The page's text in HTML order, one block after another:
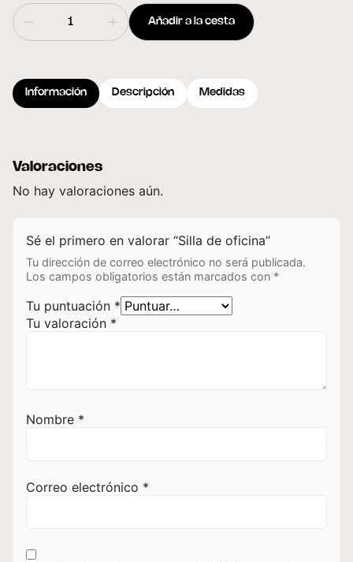
Añadir a la cesta
Información Descripción Medidas
Valoraciones
No hay valoraciones aún.
Sé el primero en valorar “Silla de oficina”
Tu dirección de correo electrónico no será publicada.
Los campos obligatorios están marcados con *
Tu puntuación *
Tu valoración *
Nombre *
Correo electrónico *